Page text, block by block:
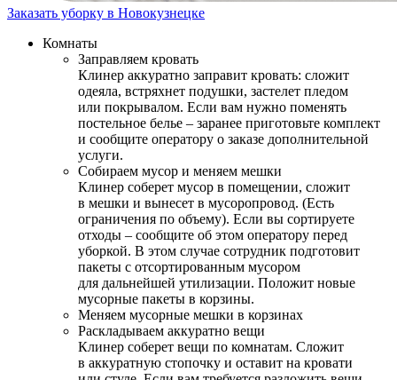
Заказать уборку в Новокузнецке
Комнаты
Заправляем кровать
Клинер аккуратно заправит кровать: сложит
одеяла, встряхнет подушки, застелет пледом
или покрывалом. Если вам нужно поменять
постельное белье – заранее приготовьте комплект
и сообщите оператору о заказе дополнительной
услуги.
Собираем мусор и меняем мешки
Клинер соберет мусор в помещении, сложит
в мешки и вынесет в мусоропровод. (Есть
ограничения по объему). Если вы сортируете
отходы – сообщите об этом оператору перед
уборкой. В этом случае сотрудник подготовит
пакеты с отсортированным мусором
для дальнейшей утилизации. Положит новые
мусорные пакеты в корзины.
Меняем мусорные мешки в корзинах
Раскладываем аккуратно вещи
Клинер соберет вещи по комнатам. Сложит
в аккуратную стопочку и оставит на кровати